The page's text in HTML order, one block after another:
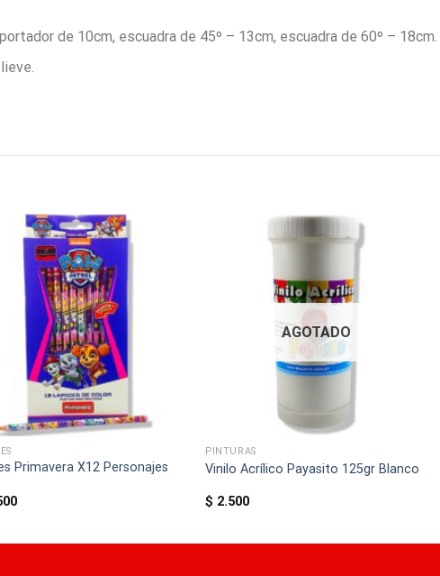
de 10cm, escuadra de 45º – 13cm, escuadra de 60º – 18cm.
Primavera X12 Personajes
AGOTADO
PINTURAS
Vinilo Acrílico Payasito 125gr Blanco
$ 2.500